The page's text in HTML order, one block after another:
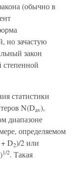
(обычно в
но зачастую
закон
степенной
статистики
N(Dav),
диапазоне
определяемом
+ D2)/2 или
)1/2. Такая